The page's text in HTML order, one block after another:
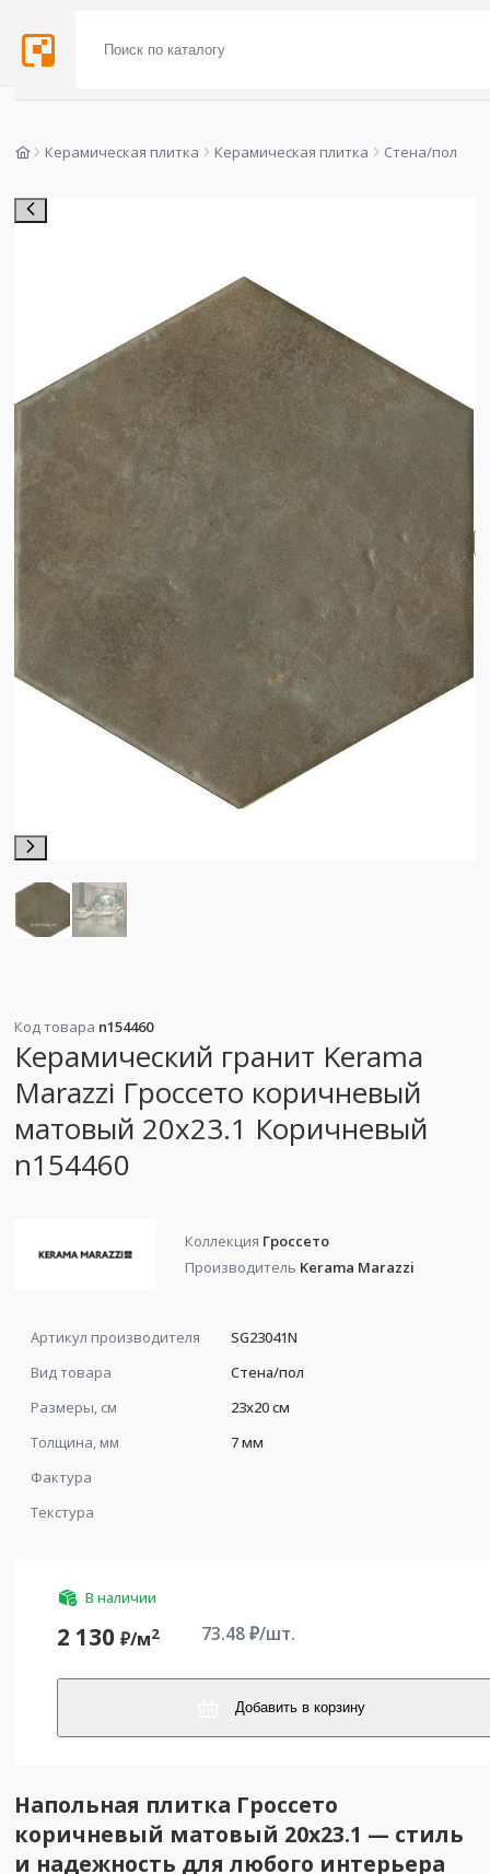
Керамическая плитка Керамическая плитка Стена/пол
Код товара n154460
Керамический гранит Kerama
Marazzi Гроссето коричневый
матовый 20x23.1 Коричневый
n154460
Коллекция Гроссето
Производитель Kerama Marazzi
Артикул производителя
SG23041N
Вид товара
Стена/пол
Размеры, см
23x20 см
Толщина, мм
7 мм
Фактура
Текстура
В наличии
2 130 ₽/м2 73.48₽/шт.
Добавить в корзину
Напольная плитка Гроссето
коричневый матовый 20x23.1 — стиль
и надежность для любого интерьера